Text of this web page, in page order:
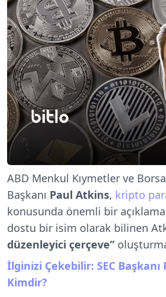
ABD Menkul Kıymetler ve
Başkanı Paul Atkins, kripto
konusunda önemli bir
dostu bir isim olarak bilinen
düzenleyici çerçeve”
İlginizi Çekebilir: SEC
Kimdir?